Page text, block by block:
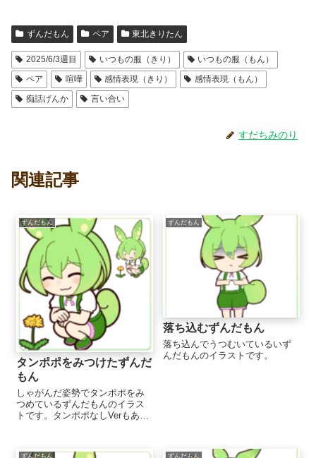
ずんだもん ペア 東北きりたん
2025/6/3週目 いつもの服（きり）
いつもの服（もん）
ペア
喧嘩 感情表現（きり）
感情表現（もん）
痴話げんか
言い合い
すだちみのり
関連記事
ずんだもん
タンポポをみつけたずんだ
もん
しゃがんだ姿勢でタンポポをみ
つめているずんだもんのイラス
トです。タンポポなしVerもあり
と思います。 ...
ずんだもん
落ち込むずんだもん
落ち込んでうつむいているいず
んだもんのイラストです。
ずんだもん ずんだもん